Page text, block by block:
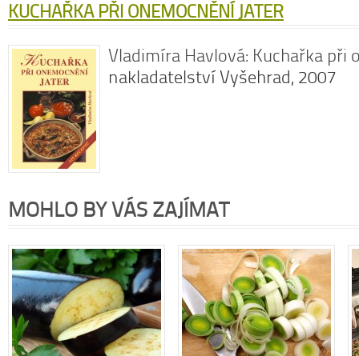
KUCHAŘKA PŘI ONEMOCNĚNÍ JATER
Vladimíra Havlová: Kuchařka při
nakladatelství Vyšehrad, 2007
MOHLO BY VÁS ZAJÍMAT